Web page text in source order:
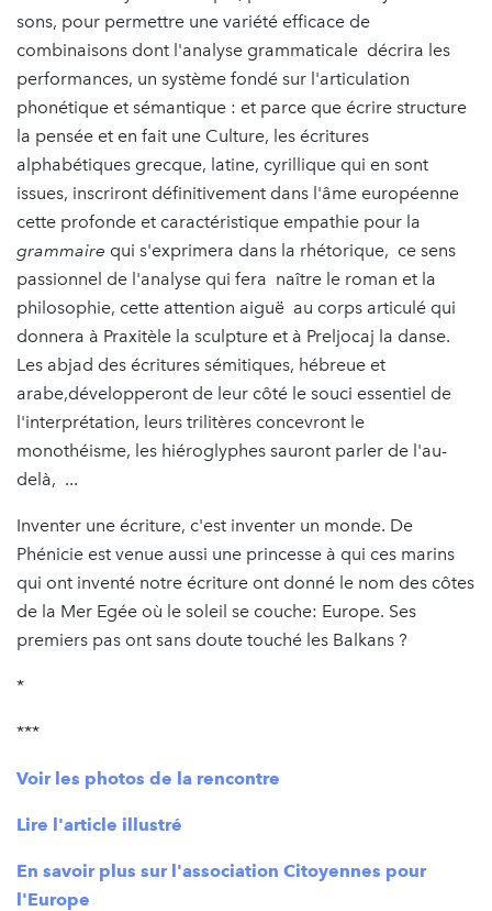
sons, pour permettre une variété efficace de
combinaisons dont l'analyse grammaticale décrira les
performances, un système fondé sur l'articulation
phonétique et sémantique : et parce que écrire structure
la pensée et en fait une Culture, les écritures
alphabétiques grecque, latine, cyrillique qui en sont
issues, inscriront définitivement dans l'âme européenne
cette profonde et caractéristique empathie pour la
grammaire qui s'exprimera dans la rhétorique, ce sens
passionnel de l'analyse qui fera naître le roman et la
philosophie, cette attention aiguë au corps articulé qui
donnera à Praxitèle la sculpture et à Preljocaj la danse.
Les abjad des écritures sémitiques, hébreue et
arabe,développeront de leur côté le souci essentiel de
l'interprétation, leurs trilitères concevront le
monothéisme, les hiéroglyphes sauront parler de l'au-
delà, ...
Inventer une écriture, c'est inventer un monde. De
Phénicie est venue aussi une princesse à qui ces marins
qui ont inventé notre écriture ont donné le nom des côtes
de la Mer Egée où le soleil se couche: Europe. Ses
premiers pas ont sans doute touché les Balkans ?
*
***
Voir les photos de la rencontre
Lire l'article illustré
En savoir plus sur l'association Citoyennes pour
l'Europe